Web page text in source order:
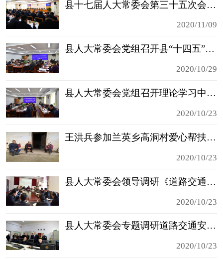
县十七届人大常委会第三十五次会议召开
2020/11/09
县人大常委会党组召开县“十四五”规划征集意见座谈会
2020/10/29
县人大常委会党组召开理论学习中心组（扩大）学习会
2020/10/23
王洪兵参加兰英乡高洞村爱心帮扶活动
2020/10/23
县人大常委会领导调研《道路交通安全法》贯彻实施情况
2020/10/23
县人大常委会专题调研道路交通安全“一法两条例”贯彻执行情况
2020/10/23